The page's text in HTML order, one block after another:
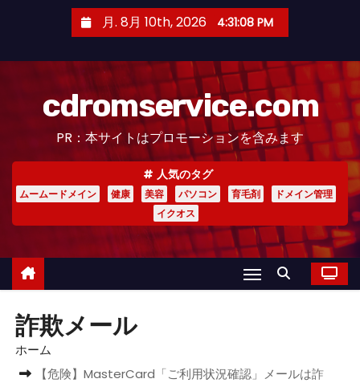
月. 8月 10th, 2026 4:31:08 PM
cdromservice.com
PR：本サイトはプロモーションを含みます
人気のタグ
ムームードメイン 健康 美容 パソコン 育毛剤
ドメイン管理
イクオス
詐欺メール
ホーム
【危険】MasterCard「ご利用状況確認」メールは詐